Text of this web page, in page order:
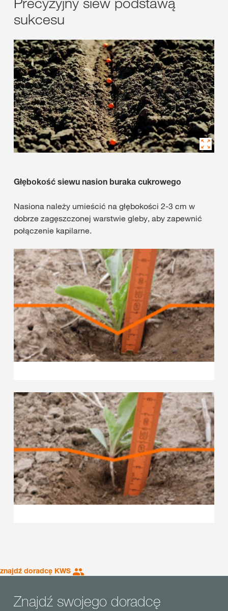
sukcesu
Głębokość siewu nasion buraka cukrowego
Nasiona należy umieścić na głębokości 2-3 cm w
dobrze zagęszczonej warstwie gleby, aby zapewnić
połączenie kapilarne.
znajdź doradcę KWS
Znajdź swojego doradcę